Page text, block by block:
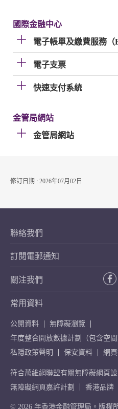
國際金融中心
電子帳單及繳費服務（
電子支票
快速支付系統
金管局網站
金管局網站
修訂日期 : 2026年07月02日
聯絡我們
訂閱電郵通知
關注我們
常用資料
公開資料
無障礙瀏覽
年度整合開放數據計劃（包含空間
私隱政策聲明
保安資料 網
符合萬維網聯盟有關無障礙網頁
無障礙網頁嘉許計劃
香港品牌
© 2026 年香港金融管理局。版權